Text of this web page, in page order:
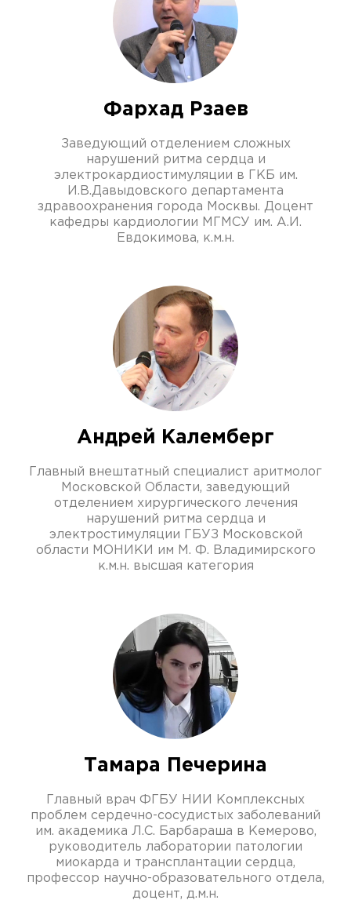
Фархад Рзаев
Заведующий отделением сложных
нарушений ритма сердца и
электрокардиостимуляции в ГКБ им.
И.В.Давыдовского департамента
здравоохранения города Москвы. Доцент
кафедры кардиологии МГМCУ им. А.И.
Евдокимова, к.м.н.
Андрей Калемберг
Главный внештатный специалист аритмолог
Московской Области, заведующий
отделением хирургического лечения
нарушений ритма сердца и
электростимуляции ГБУЗ Московской
области МОНИКИ им М. Ф. Владимирского
к.м.н. высшая категория
Тамара Печерина
Главный врач ФГБУ НИИ Комплексных
проблем сердечно-сосудистых заболеваний
им. академика Л.С. Барбараша в Кемерово,
руководитель лаборатории патологии
миокарда и трансплантации сердца,
профессор научно-образовательного отдела,
доцент, д.м.н.